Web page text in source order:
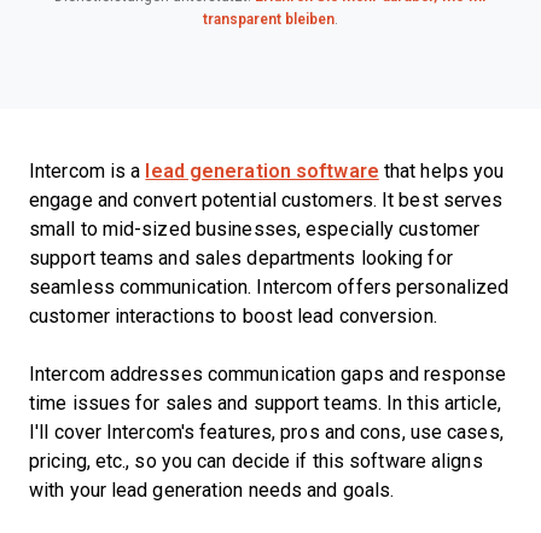
transparent bleiben.
Intercom is a lead generation software that helps you
engage and convert potential customers. It best serves
small to mid-sized businesses, especially customer
support teams and sales departments looking for
seamless communication. Intercom offers personalized
customer interactions to boost lead conversion.
Intercom addresses communication gaps and response
time issues for sales and support teams. In this article,
I'll cover Intercom's features, pros and cons, use cases,
pricing, etc., so you can decide if this software aligns
with your lead generation needs and goals.